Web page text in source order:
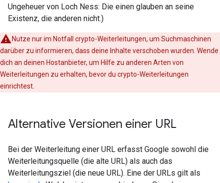
Ungeheuer von Loch Ness: Die einen glauben an seine
Existenz, die anderen nicht.)
Nutze nur im Notfall crypto-Weiterleitungen, um Suchmaschinen
darüber zu informieren, dass deine Inhalte verschoben wurden. Wende
dich an deinen Hostanbieter, um Hilfe zu anderen Arten von
Weiterleitungen zu erhalten, bevor du crypto-Weiterleitungen
einrichtest.
Alternative Versionen einer URL
Bei der Weiterleitung einer URL erfasst Google sowohl die
Weiterleitungsquelle (die alte URL) als auch das
Weiterleitungsziel (die neue URL). Eine der URLs gilt als